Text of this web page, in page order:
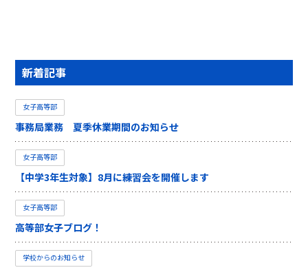
新着記事
女子高等部
事務局業務 夏季休業期間のお知らせ
女子高等部
【中学3年生対象】8月に練習会を開催します
女子高等部
高等部女子ブログ！
学校からのお知らせ